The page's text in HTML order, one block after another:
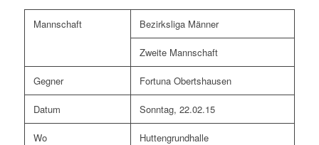
Mannschaft Bezirksliga Männer
Zweite Mannschaft
Gegner Fortuna Obertshausen
Datum Sonntag, 22.02.15
Wo Huttengrundhalle